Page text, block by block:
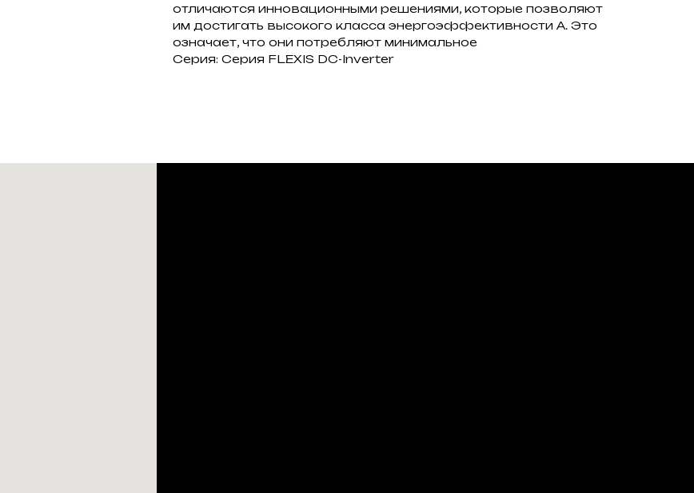
отличаются инновационными решениями, которые позволяют
им достигать высокого класса энергоэффективности A. Это
означает, что они потребляют минимальное
Серия: Серия FLEXIS DC-Inverter